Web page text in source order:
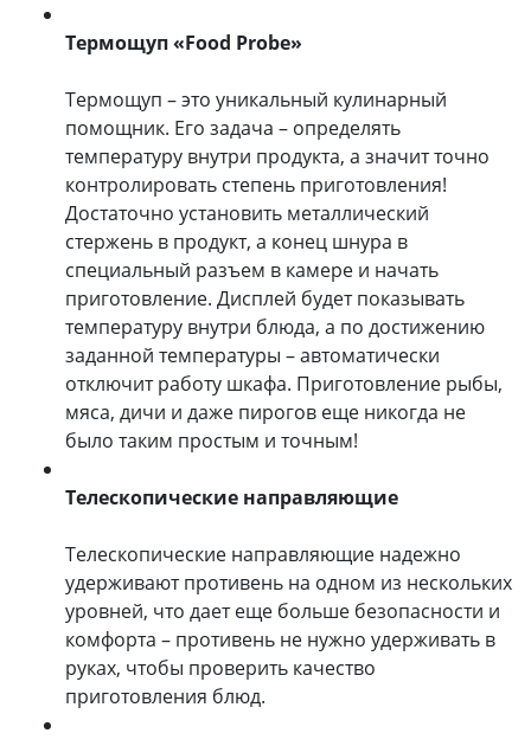
Термощуп «Food Probe»
Термощуп – это уникальный кулинарный
помощник. Его задача – определять
температуру внутри продукта, а значит точно
контролировать степень приготовления!
Достаточно установить металлический
стержень в продукт, а конец шнура в
специальный разъем в камере и начать
приготовление. Дисплей будет показывать
температуру внутри блюда, а по достижению
заданной температуры – автоматически
отключит работу шкафа. Приготовление рыбы,
мяса, дичи и даже пирогов еще никогда не
было таким простым и точным!
Телескопические направляющие
Телескопические направляющие надежно
удерживают противень на одном из нескольких
уровней, что дает еще больше безопасности и
комфорта – противень не нужно удерживать в
руках, чтобы проверить качество
приготовления блюд.